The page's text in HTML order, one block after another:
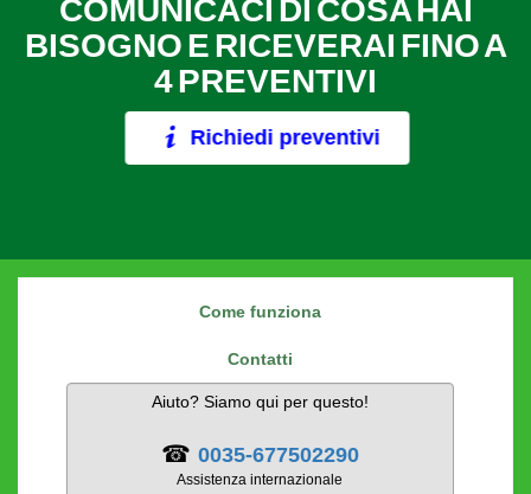
COMUNICACI DI COSA HAI
BISOGNO E RICEVERAI FINO A
4 PREVENTIVI
Richiedi preventivi
Come funziona
Contatti
Aiuto? Siamo qui per questo!
☎ 0035-677502290
Assistenza internazionale